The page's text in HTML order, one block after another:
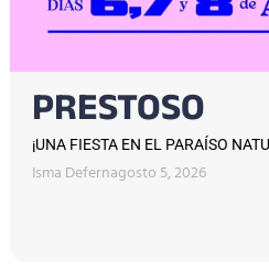
PRESTOSO
¡UNA FIESTA EN EL PARAÍSO
Isma Defernagosto 5, 2026